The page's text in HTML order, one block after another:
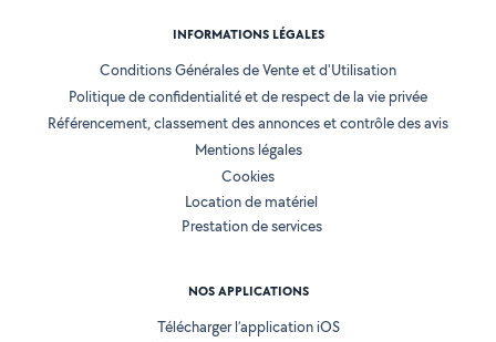
INFORMATIONS LÉGALES
Conditions Générales de Vente et d'Utilisation
Politique de confidentialité et de respect de la vie privée
Référencement, classement des annonces et contrôle des avis
Mentions légales
Cookies
Location de matériel
Prestation de services
NOS APPLICATIONS
Télécharger l’application iOS